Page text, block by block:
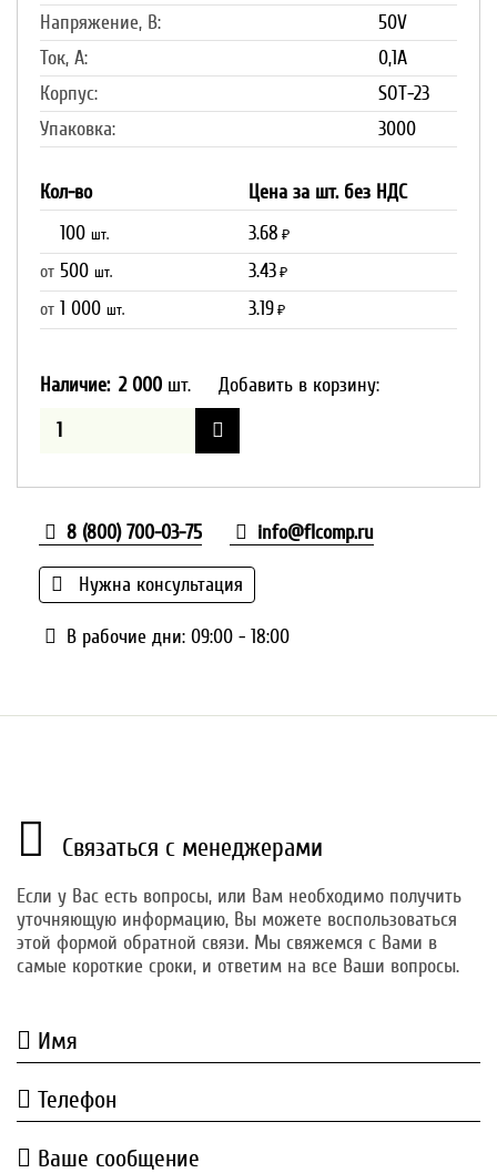
Напряжение, В:
50V
Ток, А:
0,1A
Корпус:
SOT-23
Упаковка:
3000
Кол-во
Цена за шт. без НДС
100 шт. 3.68 ₽
от 500 шт. 3.43 ₽
от 1 000 шт. 3.19 ₽
Наличие: 2 000 шт. Добавить в корзину:
8 (800) 700-03-75 info@flcomp.ru
Нужна консультация
В рабочие дни: 09:00 - 18:00
Связаться с менеджерами
Если у Вас есть вопросы, или Вам необходимо получить
уточняющую информацию, Вы можете воспользоваться
этой формой обратной связи. Мы свяжемся с Вами в
самые короткие сроки, и ответим на все Ваши вопросы.
Имя
Телефон
Ваше сообщение